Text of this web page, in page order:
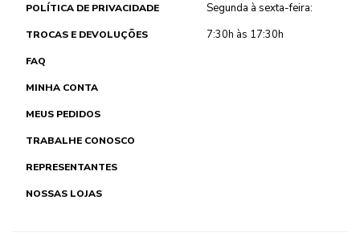
POLÍTICA DE PRIVACIDADE
TROCAS E DEVOLUÇÕES
FAQ
MINHA CONTA
MEUS PEDIDOS
TRABALHE CONOSCO
REPRESENTANTES
NOSSAS LOJAS
Segunda à sexta-feira:
7:30h às 17:30h